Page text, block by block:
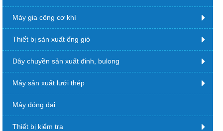
Máy gia công cơ khí
Thiết bị sản xuất ống gió
Dây chuyền sản xuất đinh, bulong
Máy sản xuất lưới thép
Máy đóng đai
Thiết bị kiểm tra